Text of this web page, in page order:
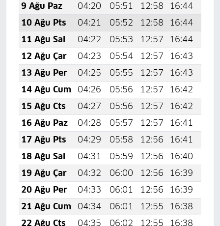
9 Ağu Paz
04:20 05:51 12:58 16:44
10 Ağu Pts
04:21 05:52 12:58 16:44
11 Ağu Sal
04:22 05:53 12:57 16:44
12 Ağu Çar
04:23 05:54 12:57 16:43
13 Ağu Per
04:25 05:55 12:57 16:43
14 Ağu Cum
04:26 05:56 12:57 16:42
15 Ağu Cts
04:27 05:56 12:57 16:42
16 Ağu Paz
04:28 05:57 12:57 16:41
17 Ağu Pts
04:29 05:58 12:56 16:41
18 Ağu Sal
04:31 05:59 12:56 16:40
19 Ağu Çar
04:32 06:00 12:56 16:39
20 Ağu Per
04:33 06:01 12:56 16:39
21 Ağu Cum
04:34 06:01 12:55 16:38
22 Ağu Cts
04:35 06:02 12:55 16:38